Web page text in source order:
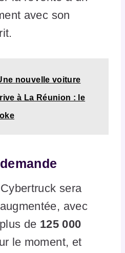
avec son
nouvelle voiture
à La Réunion : le
sera
avec
de 125 000
le moment, et